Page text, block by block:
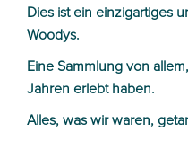
Dies ist ein einzigartiges
Woodys.
Eine Sammlung von
Jahren erlebt haben.
Alles, was wir waren,